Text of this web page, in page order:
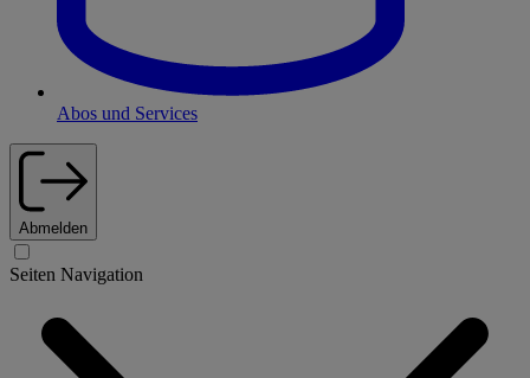
Abos und Services
Abmelden
Seiten Navigation